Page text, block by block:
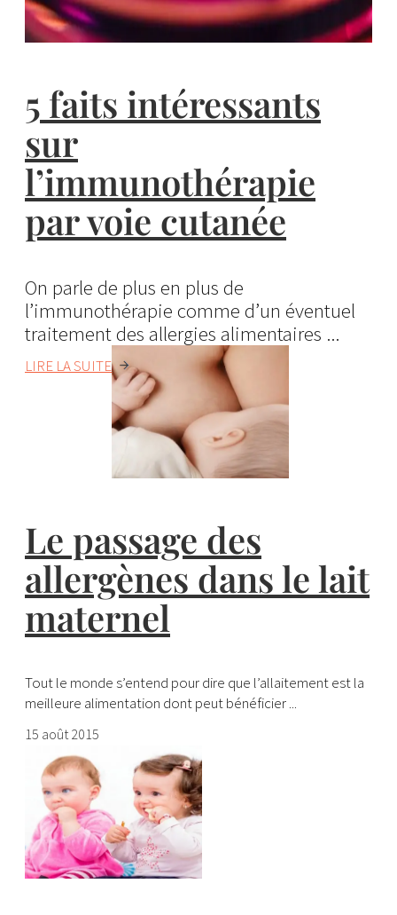
5 faits intéressants
sur
l’immunothérapie
par voie cutanée
On parle de plus en plus de
l’immunothérapie comme d’un éventuel
traitement des allergies alimentaires ...
LIRE LA SUITE
Le passage des
allergènes dans le lait
maternel
Tout le monde s’entend pour dire que l’allaitement est la
meilleure alimentation dont peut bénéficier ...
15 août 2015